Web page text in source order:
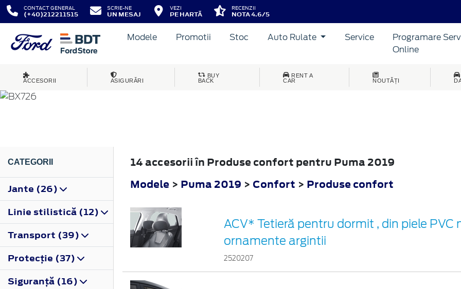
CONTACT GENERAL
(+40)212211515
SCRIE-NE
UN MESAJ
VEZI
PE HARTĂ
RECENZII
NOTA 4.6/5
Modele Promotii Stoc Auto Rulate Service
Programare
Online
ACCESORII ASIGURĂRI
BUY
BACK
RENT A
CAR
NOUTĂȚI
PUMA
CATEGORII
Jante (26)
Linie stilistică (12)
Transport (39)
Protecţie (37)
Siguranţă (16)
14 accesorii în Produse confort pentru Puma 2019
Modele > Puma 2019 > Confort > Produse confort
ACV* Tetieră pentru dormit , din piele PVC
ornamente argintii
2520207